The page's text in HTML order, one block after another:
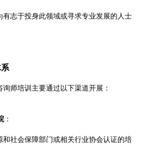
有志于投身此领域或寻求专业发展的人士
师培训主要通过以下渠道开展：
：
社会保障部门或相关行业协会认证的培